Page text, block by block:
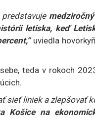
letiska, keď
uviedla
teda v rokoch
sieť liniek a zlepšovať
Košice na